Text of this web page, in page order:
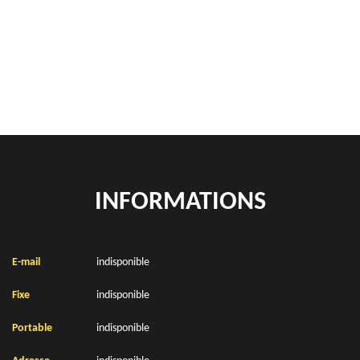
INFORMATIONS
E-mail indisponible
Fixe indisponible
Portable indisponible